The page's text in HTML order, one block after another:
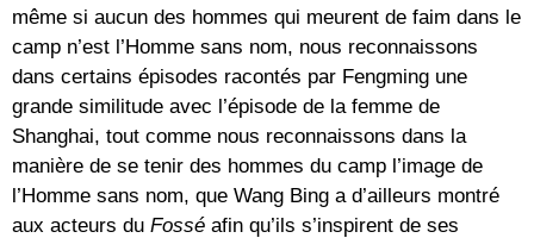
même si aucun des hommes qui meurent de faim dans le
camp n’est l’Homme sans nom, nous reconnaissons
dans certains épisodes racontés par Fengming une
grande similitude avec l’épisode de la femme de
Shanghai, tout comme nous reconnaissons dans la
manière de se tenir des hommes du camp l’image de
l’Homme sans nom, que Wang Bing a d’ailleurs montré
aux acteurs du Fossé afin qu’ils s’inspirent de ses